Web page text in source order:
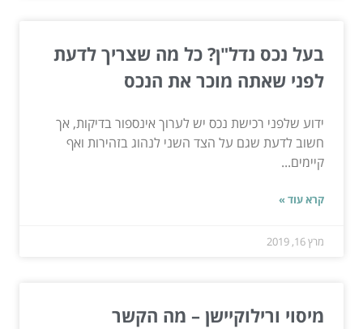
בעל נכס נדל"ן? כל מה שצריך לדעת
לפני שאתה מוכר את הנכס
ידוע שלפני רכישת נכס יש לערוך אינספור בדיקות, אך
חשוב לדעת שגם על הצד השני לנהוג בזהירות ואף
קיימים...
קרא עוד »
מרץ 16, 2019
מיסוי ורילוקיישן – מה הקשר